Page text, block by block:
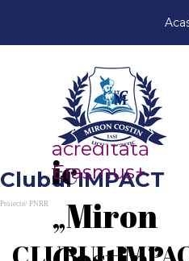
Liceul
Teoret
ic
„Miron
Școală
acreditată
Erasmus+
Clubul IMPACT
Proiecte/ PNRR